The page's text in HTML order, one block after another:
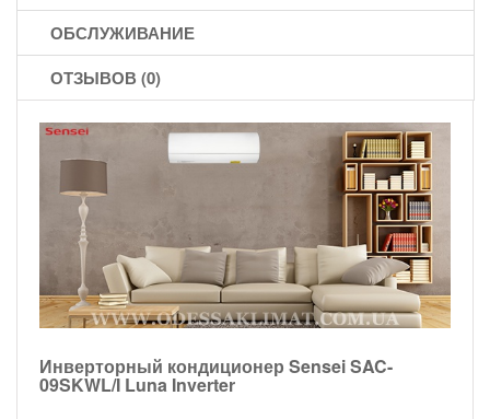
ОБСЛУЖИВАНИЕ
ОТЗЫВОВ (0)
Инверторный кондиционер Sensei SAC-
09SKWL/I Luna Inverter